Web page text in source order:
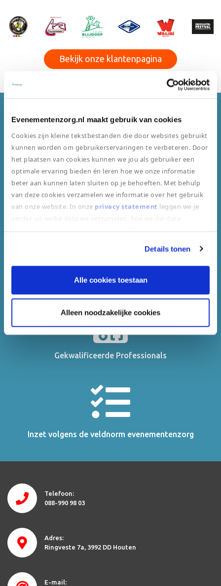
Evenementenzorg.nl maakt gebruik van cookies
Cookies zijn kleine tekstbestanden die door websites gebruikt
kunnen worden om gebruikerservaringen te verbeteren. Door
het plaatsen van cookies kunnen we jou als gebruiker een
optimale ervaring bieden én leren hoe we onze informatie
beter aan kunnen laten sluiten op je behoeften. Met behulp
van deze cookies verzamelen we informatie over het gebruik
van onze website. In onze privacy statement leggen we je
"alle cookies toestaan"? Zo nee, kiest u dan voor "alleen
noodzakelijke cookies".
Details tonen
Alle cookies toestaan
Alleen noodzakelijke cookies
Bekijk onze klantenpagina
Dit zijn klanten van ons gewend
Beste medische middelen
De grootste ambulancedienst van NL
Gekwalificeerde Professionals
Inzet volgens de veldnorm evenementenzorg
Telefoon:
088-990 98 03
Adres:
Ringveste 7a 3992 DD Houten
E-mail: